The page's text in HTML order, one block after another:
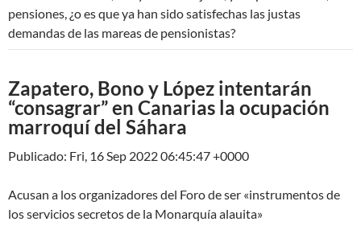
pensiones, ¿o es que ya han sido satisfechas las justas
demandas de las mareas de pensionistas?
Zapatero, Bono y López intentarán
“consagrar” en Canarias la ocupación
marroquí del Sáhara
Publicado: Fri, 16 Sep 2022 06:45:47 +0000
Acusan a los organizadores del Foro de ser «instrumentos de
los servicios secretos de la Monarquía alauita»